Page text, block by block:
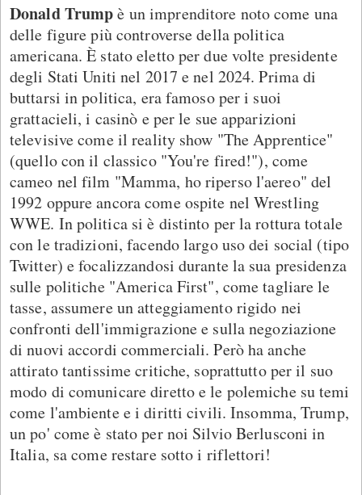
Donald Trumpè un imprenditore noto come una
delle figure più controverse della politica
americana. È stato eletto per due volte presidente
degli Stati Uniti nel 2017 e nel 2024. Prima di
buttarsi in politica, era famoso per i suoi
grattacieli, i casinò e per le sue apparizioni
televisive come il reality show "The Apprentice"
(quello con il classico "You're fired!"), come
cameo nel film "Mamma, ho riperso l'aereo" del
1992 oppure ancora come ospite nel Wrestling
WWE. In politica si è distinto per la rottura totale
con le tradizioni, facendo largo uso dei social (tipo
Twitter) e focalizzandosi durante la sua presidenza
sulle politiche "America First", come tagliare le
tasse, assumere un atteggiamento rigido nei
confronti dell'immigrazione e sulla negoziazione
di nuovi accordi commerciali. Però ha anche
attirato tantissime critiche, soprattutto per il suo
modo di comunicare diretto e le polemiche su temi
come l'ambiente e i diritti civili. Insomma, Trump,
un po' come è stato per noi Silvio Berlusconi in
Italia, sa come restare sotto i riflettori!